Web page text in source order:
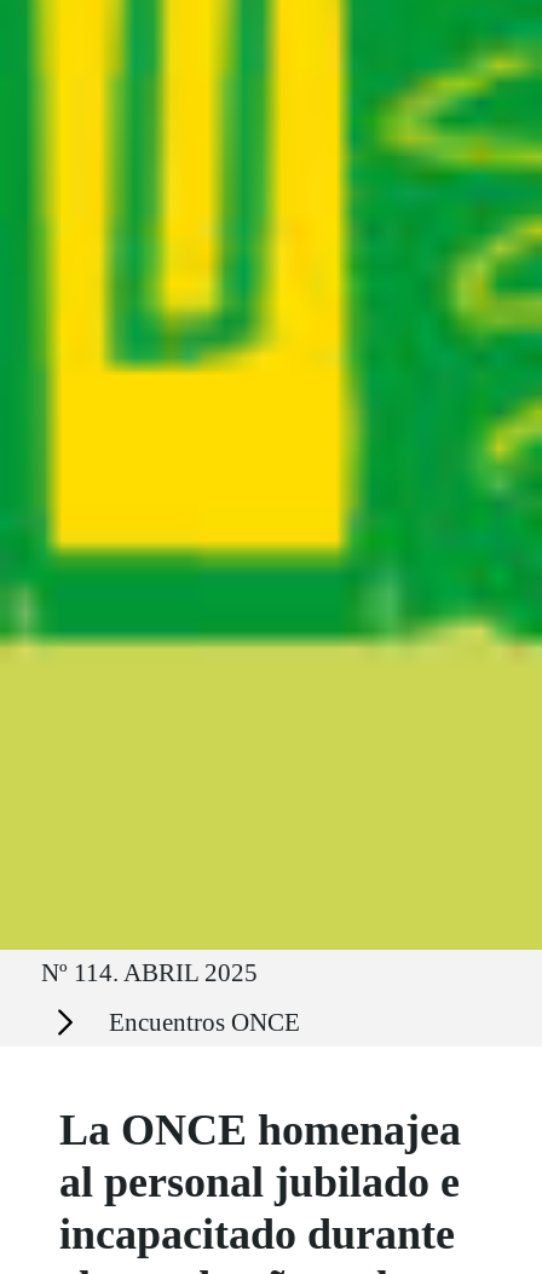
Ruta del sitio
Nº 114. ABRIL 2025
Secciones Encuentros ONCE
La ONCE homenajea
al personal jubilado e
incapacitado durante